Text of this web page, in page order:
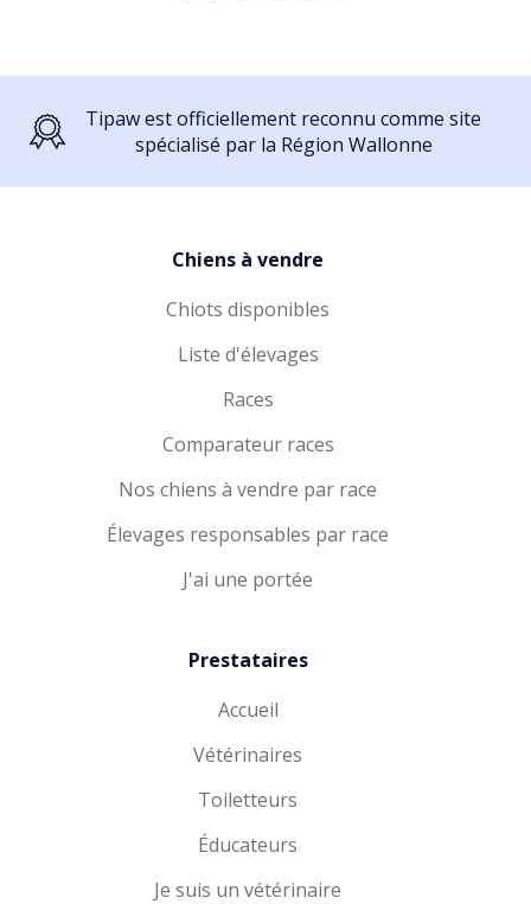
Tipaw est officiellement reconnu comme site
spécialisé par la Région Wallonne
Chiens à vendre
Chiots disponibles
Liste d'élevages
Races
Comparateur races
Nos chiens à vendre par race
Élevages responsables par race
J'ai une portée
Prestataires
Accueil
Vétérinaires
Toiletteurs
Éducateurs
Je suis un vétérinaire